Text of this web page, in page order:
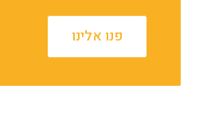
פנו אלינו